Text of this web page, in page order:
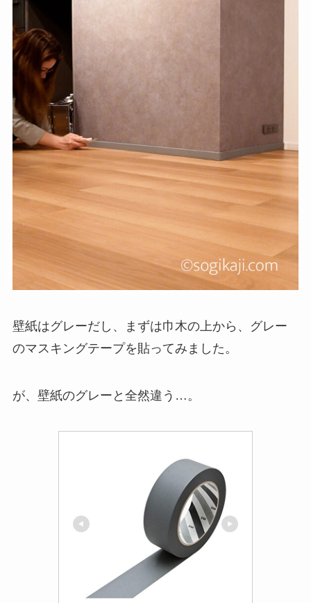
壁紙はグレーだし、まずは巾木の上から、グレー
のマスキングテープを貼ってみました。
が、壁紙のグレーと全然違う…。